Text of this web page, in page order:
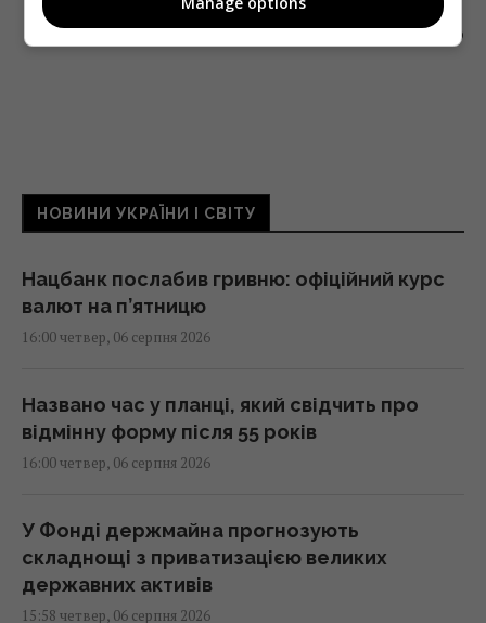
РАНКОВУ ПЕРЕДАЧУ НА «UA:ПЕРШИЙ»
ЗАКРИВАЮТЬ ЧЕРЕЗ ІНТЕРВ’Ю З ТИМОШЕНКО
НОВИНИ УКРАЇНИ І СВІТУ
Нацбанк послабив гривню: офіційний курс
валют на п’ятницю
16:00 четвер, 06 серпня 2026
Названо час у планці, який свідчить про
відмінну форму після 55 років
16:00 четвер, 06 серпня 2026
У Фонді держмайна прогнозують
складнощі з приватизацією великих
державних активів
15:58 четвер, 06 серпня 2026